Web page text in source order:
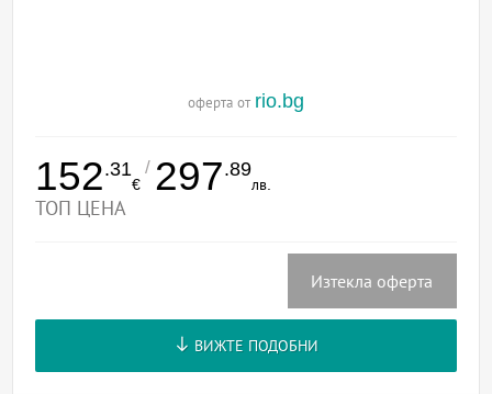
оферта от rio.bg
152.31
€
/ 297.89
лв.
ТОП ЦЕНА
Изтекла оферта
ВИЖТЕ ПОДОБНИ